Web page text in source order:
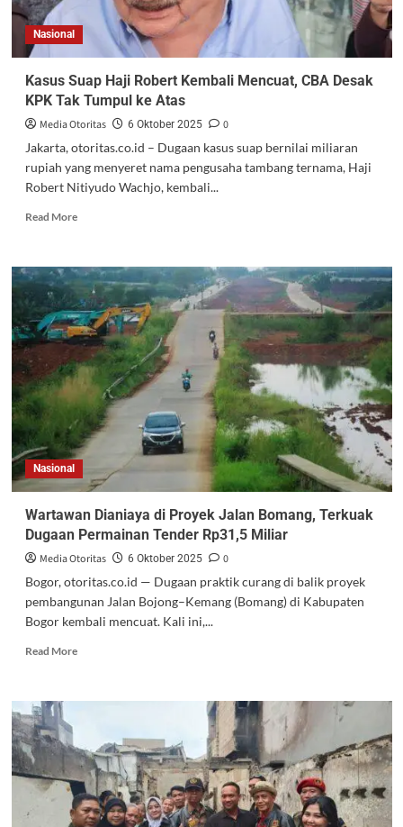
Nasional
Kasus Suap Haji Robert Kembali Mencuat, CBA Desak
KPK Tak Tumpul ke Atas
Media Otoritas 6 Oktober 2025
0
Jakarta, otoritas.co.id – Dugaan kasus suap bernilai miliaran
rupiah yang menyeret nama pengusaha tambang ternama, Haji
Robert Nitiyudo Wachjo, kembali...
Read More
Nasional
Wartawan Dianiaya di Proyek Jalan Bomang, Terkuak
Dugaan Permainan Tender Rp31,5 Miliar
Media Otoritas 6 Oktober 2025
0
Bogor, otoritas.co.id — Dugaan praktik curang di balik proyek
pembangunan Jalan Bojong–Kemang (Bomang) di Kabupaten
Bogor kembali mencuat. Kali ini,...
Read More